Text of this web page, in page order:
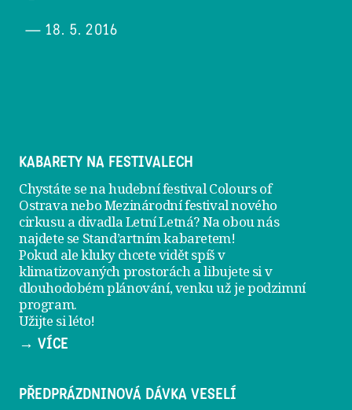
— 18. 5. 2016
KABARETY NA FESTIVALECH
Chystáte se na hudební festival Colours of
Ostrava nebo Mezinárodní festival nového
cirkusu a divadla Letní Letná? Na obou nás
najdete se Stand’artním kabaretem!
Pokud ale kluky chcete vidět spíš v
klimatizovaných prostorách a libujete si v
dlouhodobém plánování, venku už jepodzimní
program.
Užijte si léto!
→ VÍCE
PŘEDPRÁZDNINOVÁ DÁVKA VESELÍ